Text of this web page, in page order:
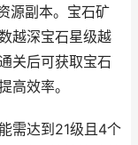
源副本。宝石矿
越深宝石星级越
关后可获取宝石
高效率。
需达到21级且4个